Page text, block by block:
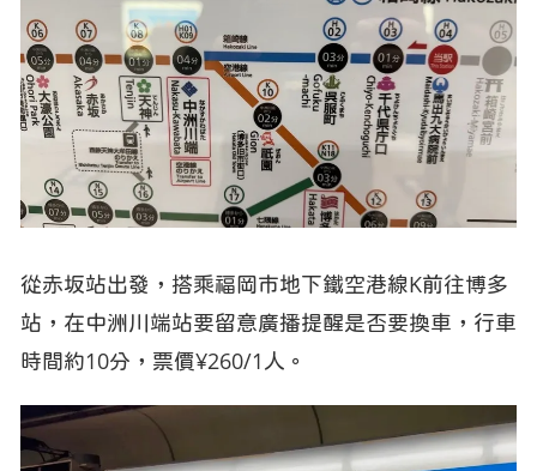
從赤坂站出發，搭乘福岡市地下鐵空港線K前往博多
站，在中洲川端站要留意廣播提醒是否要換車，行車
時間約10分，票價¥260/1人。